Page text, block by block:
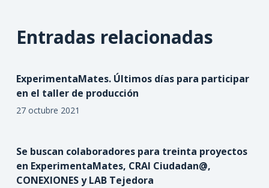
Entradas relacionadas
ExperimentaMates. Últimos días para participar
en el taller de producción
27 octubre 2021
Se buscan colaboradores para treinta proyectos
en ExperimentaMates, CRAI Ciudadan@,
CONEXIONES y LAB Tejedora